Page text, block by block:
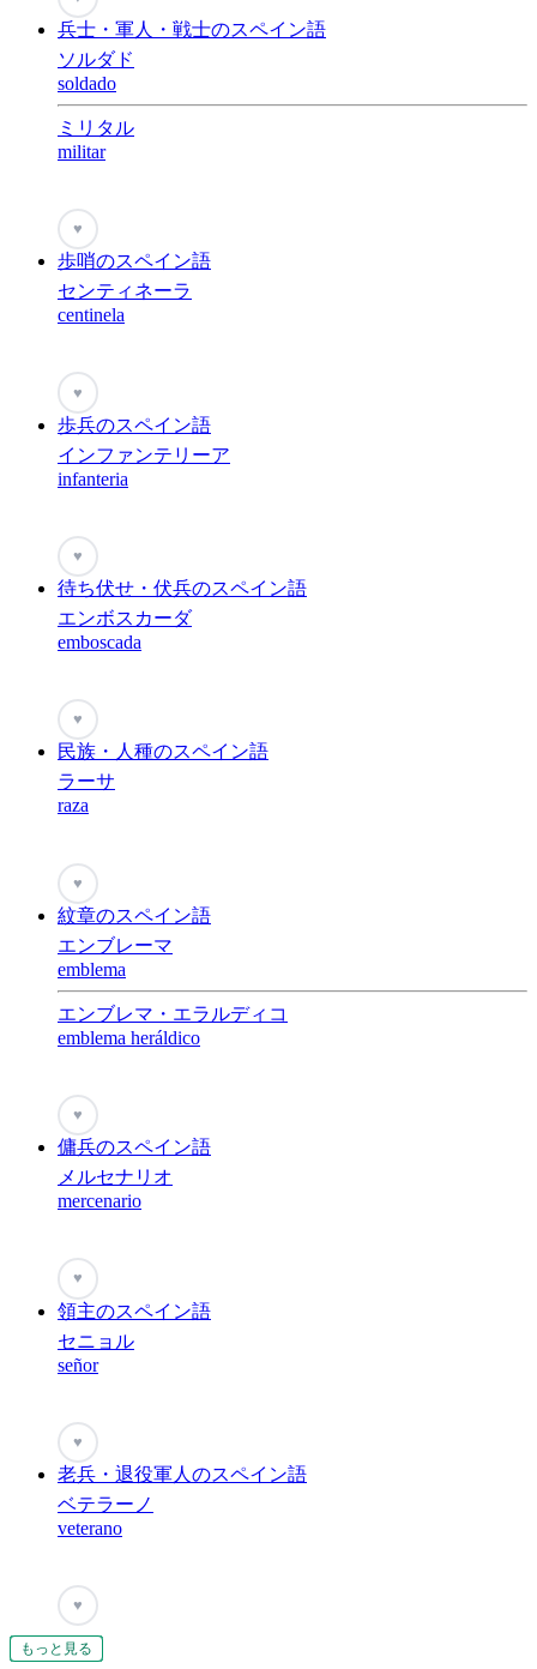
もっと見る
もっと見る
もっと見る
もっと見る
もっと見る
もっと見る
もっと見る
もっと見る
もっと見る
もっと見る
もっと見る
もっと見る
兵士・軍人・戦士のスペイン語
ソルダド
soldado
ミリタル
militar
もっと見る
♥
歩哨のスペイン語
センティネーラ
centinela
♥
歩兵のスペイン語
インファンテリーア
infanteria
もっと見る
♥
待ち伏せ・伏兵のスペイン語
エンボスカーダ
emboscada
♥
民族・人種のスペイン語
ラーサ
raza
♥
紋章のスペイン語
エンブレーマ
emblema
エンブレマ・エラルディコ
emblema heráldico
♥
傭兵のスペイン語
メルセナリオ
mercenario
♥
領主のスペイン語
セニョル
señor
♥
老兵・退役軍人のスペイン語
ベテラーノ
veterano
♥